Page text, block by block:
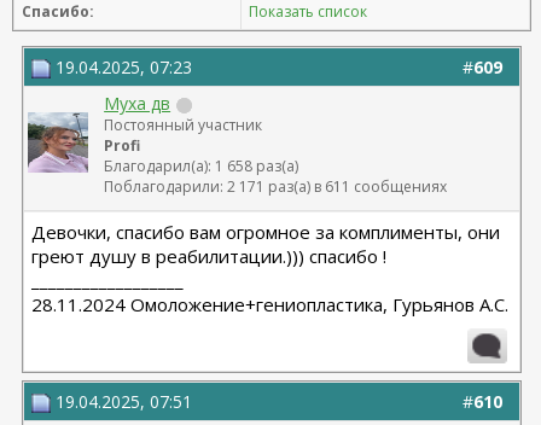
Спасибо: Показать список
#609
19.04.2025, 07:23
Муха дв
Постоянный участник
Profi
Благодарил(а): 1 658 раз(а)
Поблагодарили: 2 171 раз(а) в 611 сообщениях
Девочки, спасибо вам огромное за комплименты, они
греют душу в реабилитации.))) спасибо !
28.11.2024 Омоложение+гениопластика, Гурьянов А.С.
#610
19.04.2025, 07:51